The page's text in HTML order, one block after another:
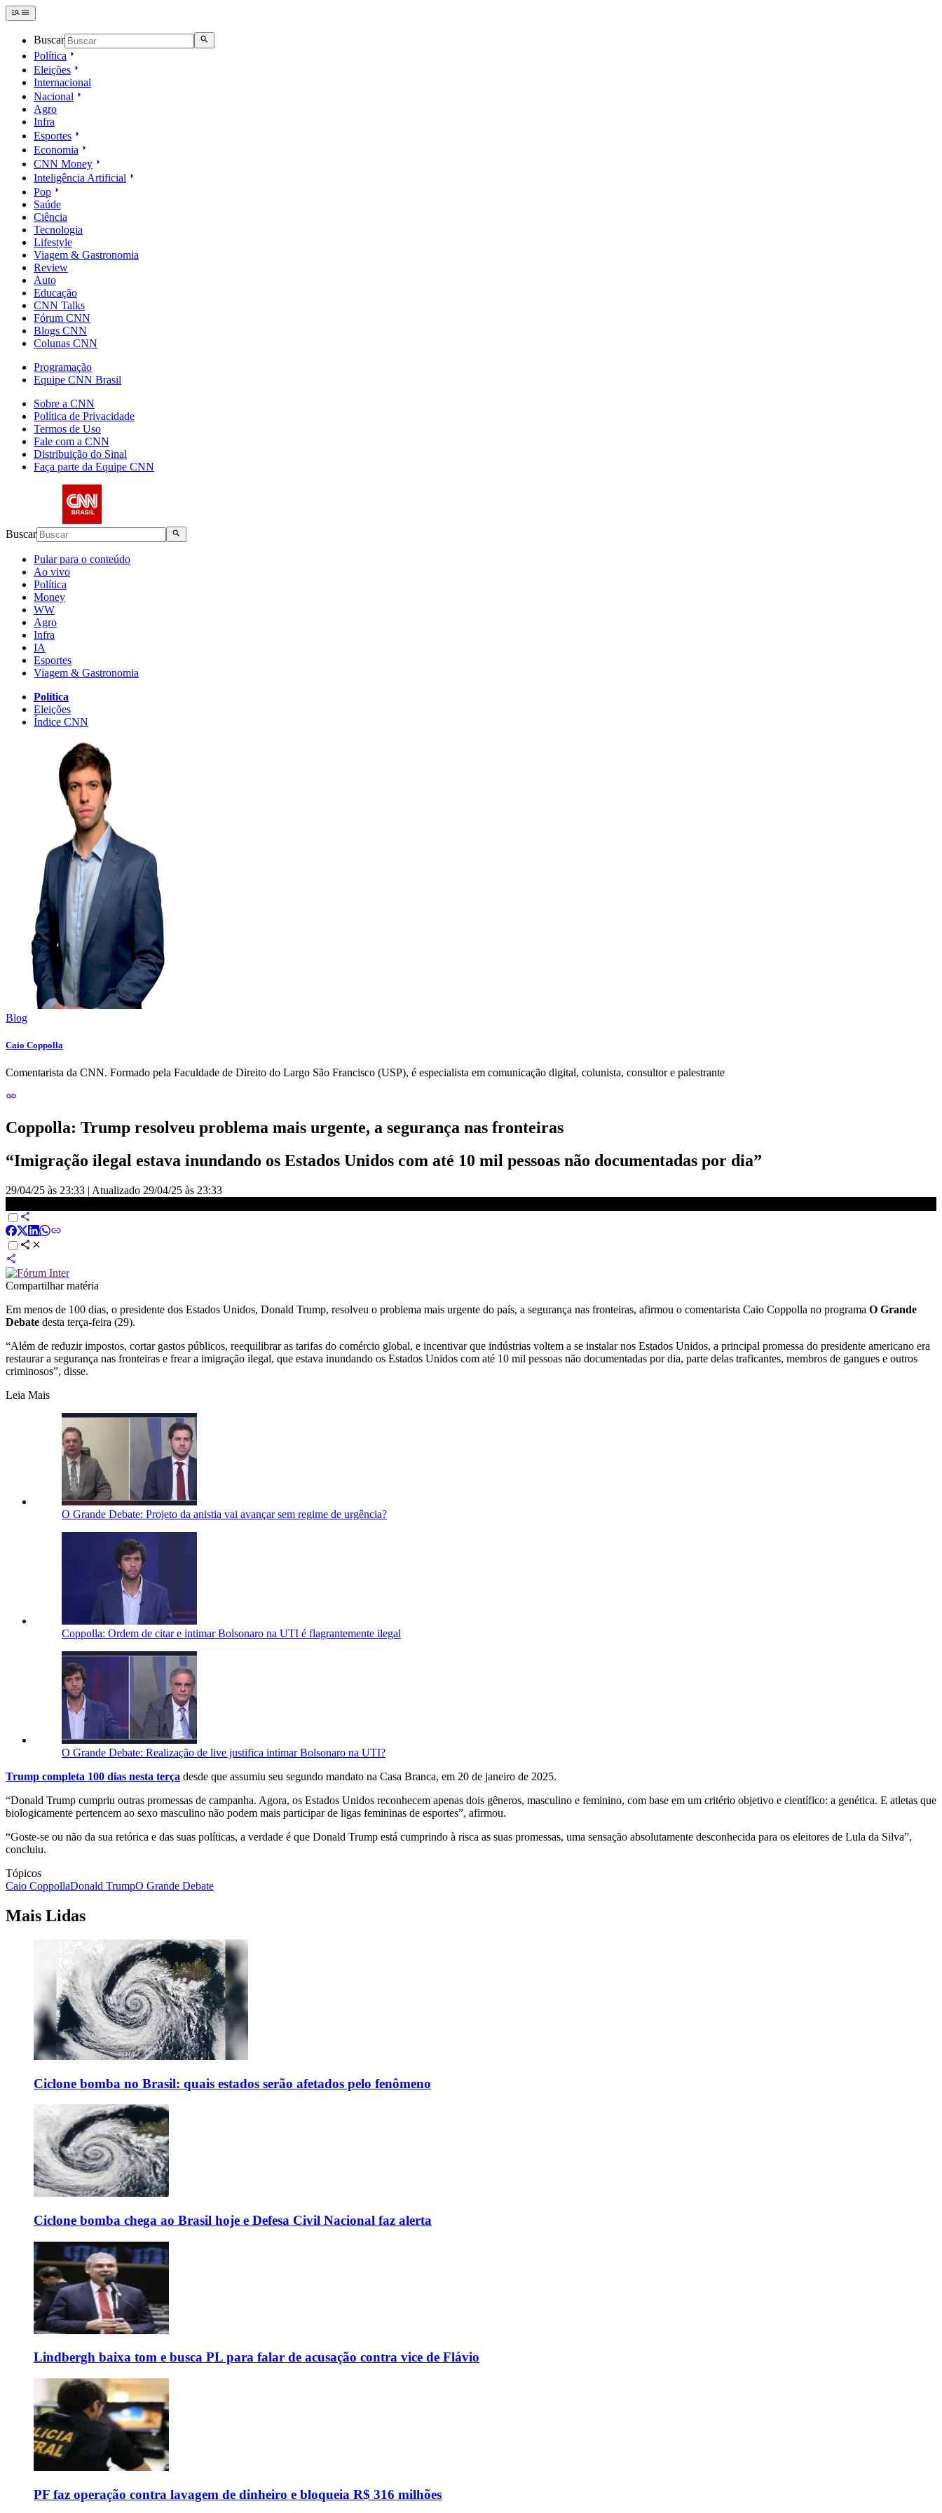
Buscar
Política
Eleições
Internacional
Nacional
Agro
Infra
Esportes
Economia
CNN Money
Inteligência Artificial
Pop
Saúde
Ciência
Tecnologia
Lifestyle
Viagem & Gastronomia
Review
Auto
Educação
CNN Talks
Fórum CNN
Blogs CNN
Colunas CNN
Programação
Equipe CNN Brasil
Sobre a CNN
Política de Privacidade
Termos de Uso
Fale com a CNN
Distribuição do Sinal
Faça parte da Equipe CNN
Buscar
Pular para o conteúdo
Ao vivo
Política
Money
WW
Agro
Infra
IA
Esportes
Viagem & Gastronomia
Política
Eleições
Índice CNN
Blog
Caio Coppolla
Comentarista da CNN. Formado pela Faculdade de Direito do Largo São Francisco (USP), é especialista em comunicação digital, colunista, consultor e palestrante
Coppolla: Trump resolveu problema mais urgente, a segurança nas fronteiras
“Imigração ilegal estava inundando os Estados Unidos com até 10 mil pessoas não documentadas por dia”
29/04/25 às 23:33 | Atualizado 29/04/25 às 23:33
Compartilhar matéria
Em menos de 100 dias, o presidente dos Estados Unidos, Donald Trump, resolveu o problema mais urgente do país, a segurança nas fronteiras, afirmou o comentarista Caio Coppolla no programa O Grande
Debate desta terça-feira (29).
“Além de reduzir impostos, cortar gastos públicos, reequilibrar as tarifas do comércio global, e incentivar que indústrias voltem a se instalar nos Estados Unidos, a principal promessa do presidente americano era
restaurar a segurança nas fronteiras e frear a imigração ilegal, que estava inundando os Estados Unidos com até 10 mil pessoas não documentadas por dia, parte delas traficantes, membros de gangues e outros
criminosos”, disse.
Leia Mais
O Grande Debate: Projeto da anistia vai avançar sem regime de urgência?
Coppolla: Ordem de citar e intimar Bolsonaro na UTI é flagrantemente ilegal
O Grande Debate: Realização de live justifica intimar Bolsonaro na UTI?
Trump completa 100 dias nesta terça desde que assumiu seu segundo mandato na Casa Branca, em 20 de janeiro de 2025.
“Donald Trump cumpriu outras promessas de campanha. Agora, os Estados Unidos reconhecem apenas dois gêneros, masculino e feminino, com base em um critério objetivo e científico: a genética. E atletas que
biologicamente pertencem ao sexo masculino não podem mais participar de ligas femininas de esportes”, afirmou.
“Goste-se ou não da sua retórica e das suas políticas, a verdade é que Donald Trump está cumprindo à risca as suas promessas, uma sensação absolutamente desconhecida para os eleitores de Lula da Silva”,
concluiu.
Tópicos
Caio CoppollaDonald TrumpO Grande Debate
Mais Lidas
Ciclone bomba no Brasil: quais estados serão afetados pelo fenômeno
Ciclone bomba chega ao Brasil hoje e Defesa Civil Nacional faz alerta
Lindbergh baixa tom e busca PL para falar de acusação contra vice de Flávio
PF faz operação contra lavagem de dinheiro e bloqueia R$ 316 milhões